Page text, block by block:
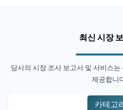
최신 시장
당사의 시장 조사 보고서 및 서비스
제공합니
카테고